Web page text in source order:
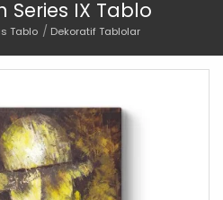
Series IX Tablo
Tablo Dekoratif Tablolar